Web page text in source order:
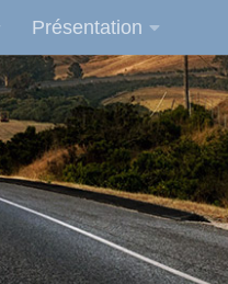
Présentation